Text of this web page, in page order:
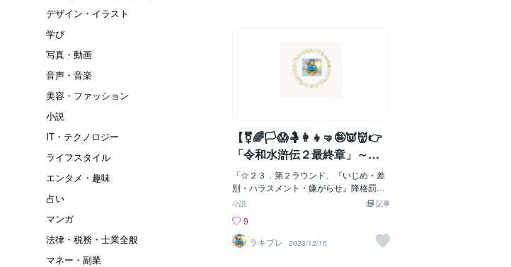
デザイン・イラスト
学び
写真・動画
音声・音楽
美容・ファッション
小説
IT・テクノロジー
ライフスタイル
エンタメ・趣味
占い
マンガ
法律・税務・士業全般
マネー・副業
【‍⚧🌈🏳😱🤱👩‍👧🤜🤪👿👹👉
「令和水滸伝２最終章」～国
をつくり直すぞ！「☆２３．
第２ラウンド、『いじめ・差
別・ハラスメント・嫌がら
せ』降格罰の理由、パブサポ
１会議５」
「☆２３．第２ラウンド、『いじめ・差
別・ハラスメント・嫌がらせ』降格罰の
理由、パブサポ１会議５」 「私共も国
ら調査監視を受け、問題があれば指導や
注意され、それでも暴走すれば公査審に
掛けられ、公禁法で処罰を受けます。
記事
小説
9
ラキプレ
2023/12/15